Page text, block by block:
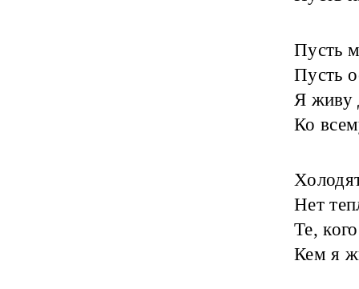
Пусть
Пусть
Я живу
Ко
Нет
Те,
Кем я